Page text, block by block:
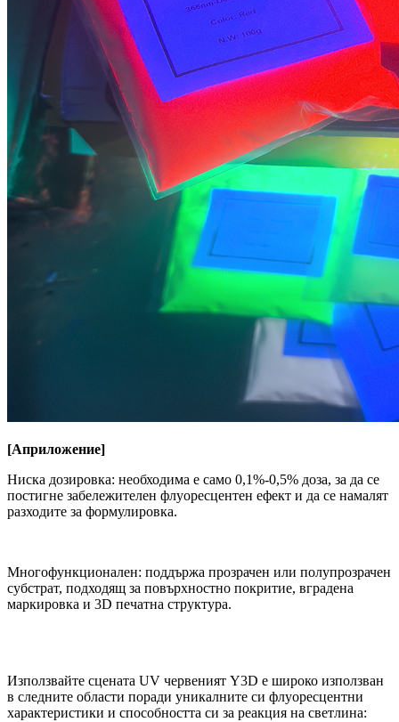
[Aприложение]
Ниска дозировка: необходима е само 0,1%-0,5% доза, за да се
постигне забележителен флуоресцентен ефект и да се намалят
разходите за формулировка.
Многофункционален: поддържа прозрачен или полупрозрачен
субстрат, подходящ за повърхностно покритие, вградена
маркировка и 3D печатна структура.
Използвайте сцената UV червеният Y3D е широко използван
в следните области поради уникалните си флуоресцентни
характеристики и способността си за реакция на светлина: